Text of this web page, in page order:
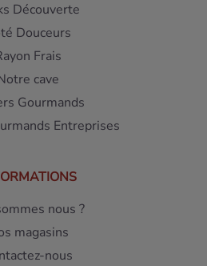
Découverte
Douceurs
Frais
cave
Gourmands
Entreprises
nous ?
magasins
nous